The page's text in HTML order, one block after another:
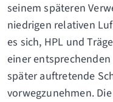
seinem späteren
niedrigen relativen
es sich, HPL und
einer
später auftretende
vorwegzunehmen.